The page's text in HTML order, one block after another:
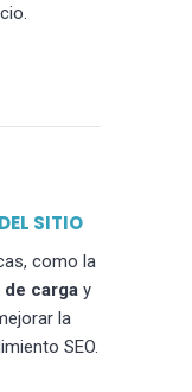
SITIO
como la
carga y
la
SEO.